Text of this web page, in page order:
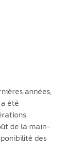
années,
été
de la main-
des